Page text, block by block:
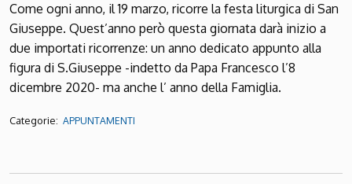
Come ogni anno, il 19 marzo, ricorre la festa liturgica di San
Giuseppe. Quest’anno però questa giornata darà inizio a
due importati ricorrenze: un anno dedicato appunto alla
figura di S.Giuseppe -indetto da Papa Francesco l’8
dicembre 2020- ma anche l’ anno della Famiglia.
Categorie: APPUNTAMENTI